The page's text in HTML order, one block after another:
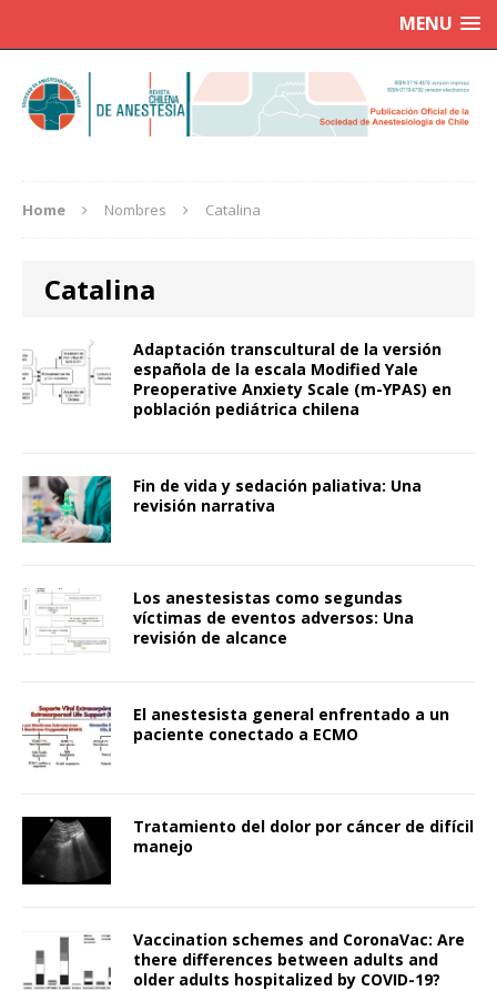
MENU
Home Nombres Catalina
Catalina
Adaptación transcultural de la versión
española de la escala Modified Yale
Preoperative Anxiety Scale (m-YPAS) en
población pediátrica chilena
Fin de vida y sedación paliativa: Una
revisión narrativa
Los anestesistas como segundas
víctimas de eventos adversos: Una
revisión de alcance
El anestesista general enfrentado a un
paciente conectado a ECMO
Tratamiento del dolor por cáncer de difícil
manejo
Vaccination schemes and CoronaVac: Are
there differences between adults and
older adults hospitalized by COVID-19?